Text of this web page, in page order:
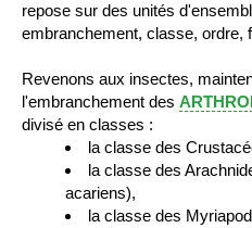
repose sur des unités
embranchement, classe, ordre,
Revenons aux insectes,
l'embranchement des
divisé en classes :
la classe des
la classe des
acariens),
la classe des